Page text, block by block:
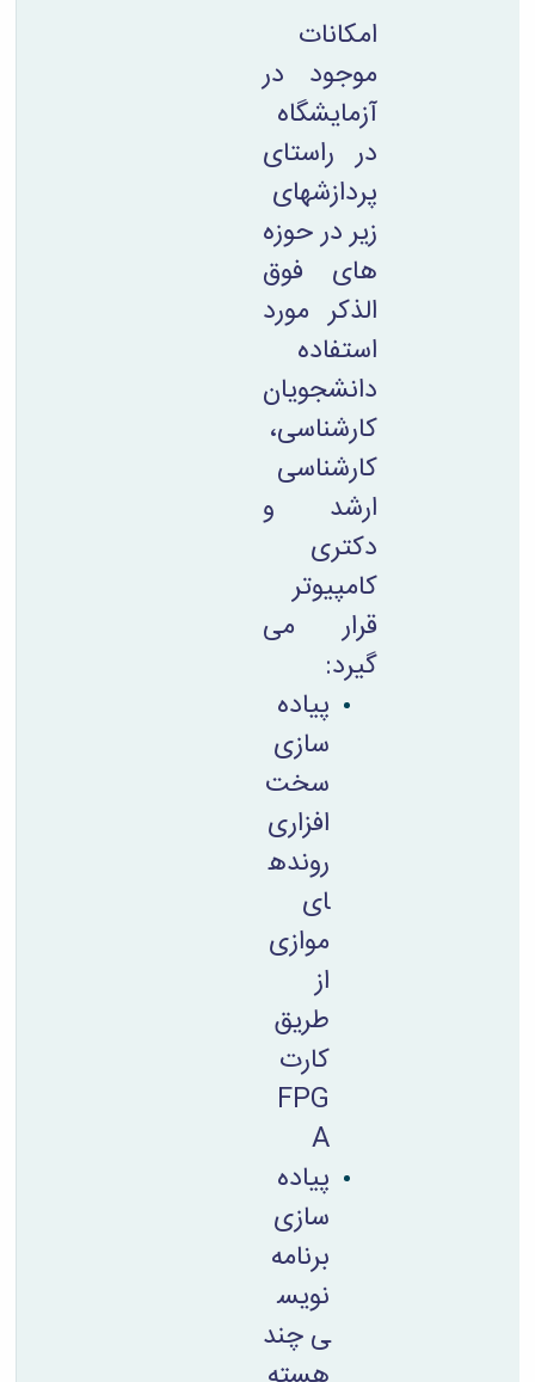
امکانات
موجود در
آزمایشگاه
در راستای
پردازشهای
زیر در حوزه
های فوق
الذکر مورد
استفاده
دانشجویان
کارشناسی،
کارشناسی
ارشد و
دکتری
کامپیوتر
قرار می
گیرد:
پیاده
سازی
سخت
افزاری
رونده
ای
موازی
از
طریق
کارت
FPG
A
پیاده
سازی
برنامه
نویس
ی چند